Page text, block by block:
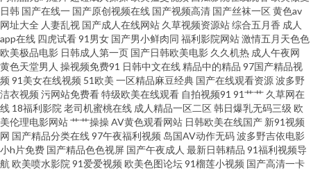
新在线网址 玖草资源站 婷婷六月天色色 成人午夜精品 黄色18禁视频 国产自
慰大片在线 欧美日AV 亚洲女人含羞草 成人看片免费看 日本理论影院免费 a片
另类 老司机色导航 91次源 成人av伊人 97超碰人人在线 综合亚洲97 天堂av影
院 欧美成人中文字幕 黄色视频网址大全 超碰在线公开99 91免费看在线 91熟
女中文免费 伊人熟女网 亚洲精品黄色网址 日姜女BB 美女深夜发福利 久久毛
日韩 国产在线一 国产原创视频在线 国产视频高清 国产丝袜一区黄色av
网址大全 人妻乱视 国产成人在线网站 久草视频资源站综合五月香 成人
app在线 四虎试看91男女 国产男小鲜肉同 福利影院网站激情五月天色色
欧美极品电影 日韩成人第一页 国产日韩欧美电影 久久机热 成人午夜网
黄色天堂男人 操视频免费91 日韩中文在线精品中的精品 97国产精品视
频 91美女在线视频 51欧美 一区精品麻豆经典 国产在线观看资源波多野
洁衣视频 污网站免费看特级欧美在线观看 自拍视频91 91艹艹 久草网在
线 18福利影院 老司机蜜桃在线 成人精品一区二区韩日爆乳无码三级 欧
美伦理电影网站艹艹操操AV黄色观看网站 日韩欧美在线国产 新91视频
网 国产精品分类在线97午夜福利视频 岛国AV动作无码波多野吉依电影
小h片免费 国产精品色色视屏 国产午夜成人 最新日韩精品 91福利视频导
航 欧美喷水影院 91爱爱视频 欧美色图论坛91榴莲小视频 国产高清一卡